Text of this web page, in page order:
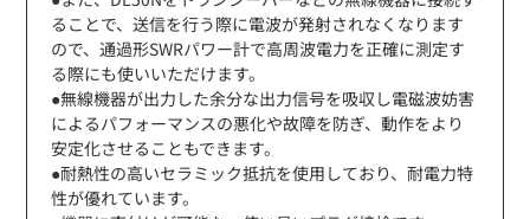
ることで、送信を行う際に電波が発射されなくなります
ので、通過形SWRパワー計で高周波電力を正確に測定す
る際にも使いいただけます。
●無線機器が出力した余分な出力信号を吸収し電磁波妨害
によるパフォーマンスの悪化や故障を防ぎ、動作をより
安定化させることもできます。
●耐熱性の高いセラミック抵抗を使用しており、耐電力特
性が優れています。